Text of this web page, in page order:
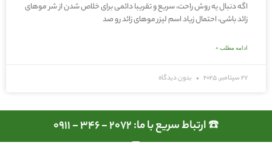
اگه دنبال یه روش راحت، سریع و تقریبا دائمی برای خلاص شدن از شر موهای
زائد باشی، احتمال زیاد اسم لیزر موهای زائد رو صد
ادامه مطلب »
27 سپتامبر, 2025 بدون دیدگاه
☎️ ارتباط سریع با ما: 2072 - 346 - 0911